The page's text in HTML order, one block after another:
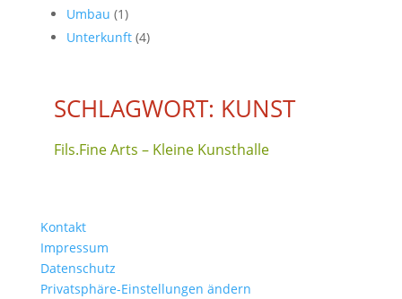
Umbau (1)
Unterkunft (4)
SCHLAGWORT: KUNST
Fils.Fine Arts – Kleine Kunsthalle
Kontakt
Impressum
Datenschutz
Privatsphäre-Einstellungen ändern